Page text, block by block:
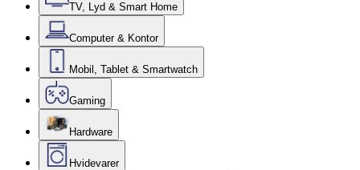
TV, Lyd & Smart Home
Computer & Kontor
Mobil, Tablet & Smartwatch
Gaming
Hardware
Hvidevarer